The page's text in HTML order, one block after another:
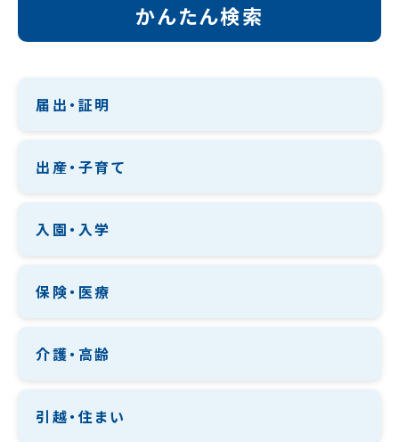
かんたん検索
届出・証明
出産・子育て
入園・入学
保険・医療
介護・高齢
引越・住まい